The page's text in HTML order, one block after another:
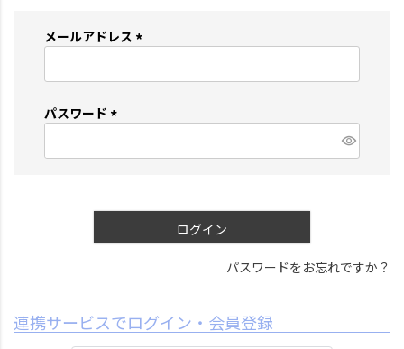
メールアドレス
必
パスワード
必
ログイン
パスワードをお忘れですか？
連携サービスでログイン・会員登録